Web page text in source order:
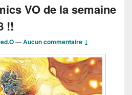
VO de la semaine
!!
—Aucun commentaire ↓